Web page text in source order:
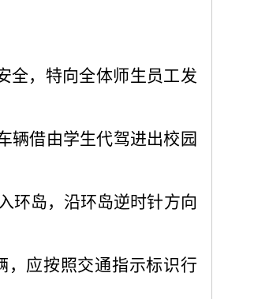
全，特向全体师生员工发
辆借由学生代驾进出校园
环岛，沿环岛逆时针方向
，应按照交通指示标识行